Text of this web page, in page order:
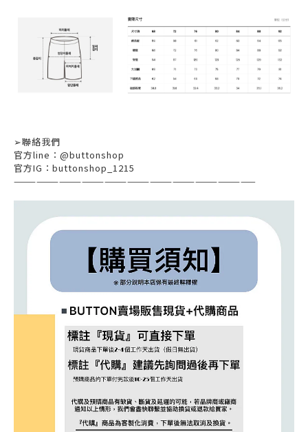
➢聯絡我們
官方line ： @buttonshop
官方IG ： buttonshop_1215
————————————————————————————————